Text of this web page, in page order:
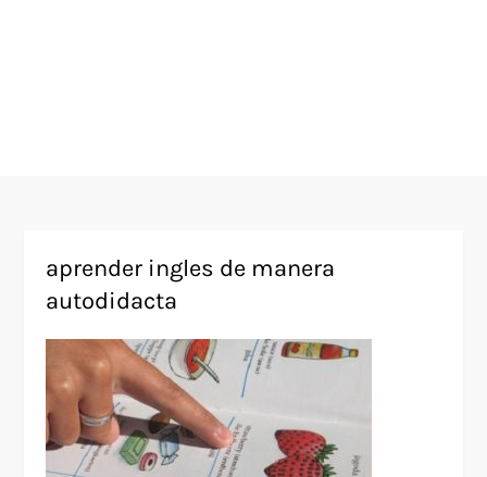
aprender ingles de manera
autodidacta